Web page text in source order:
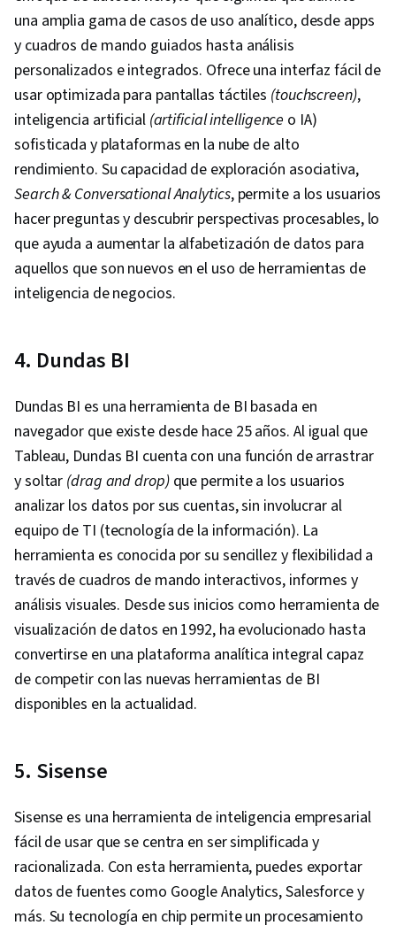
una amplia gama de casos de uso analítico, desde apps
y cuadros de mando guiados hasta análisis
personalizados e integrados. Ofrece una interfaz fácil de
usar optimizada para pantallas táctiles (touchscreen),
inteligencia artificial (artificial intelligence o IA)
sofisticada y plataformas en la nube de alto
rendimiento. Su capacidad de exploración asociativa,
Search & Conversational Analytics, permite a los usuarios
hacer preguntas y descubrir perspectivas procesables, lo
que ayuda a aumentar la alfabetización de datos para
aquellos que son nuevos en el uso de herramientas de
inteligencia de negocios.
4. Dundas BI
Dundas BI es una herramienta de BI basada en
navegador que existe desde hace 25 años. Al igual que
Tableau, Dundas BI cuenta con una función de arrastrar
y soltar (drag and drop)que permite a los usuarios
analizar los datos por sus cuentas, sin involucrar al
equipo de TI (tecnología de la información). La
herramienta es conocida por su sencillez y flexibilidad a
través de cuadros de mando interactivos, informes y
análisis visuales. Desde sus inicios como herramienta de
visualización de datos en 1992, ha evolucionado hasta
convertirse en una plataforma analítica integral capaz
de competir con las nuevas herramientas de BI
disponibles en la actualidad.
5. Sisense
Sisense es una herramienta de inteligencia empresarial
fácil de usar que se centra en ser simplificada y
racionalizada. Con esta herramienta, puedes exportar
datos de fuentes como Google Analytics, Salesforce y
más. Su tecnología en chip permite un procesamiento